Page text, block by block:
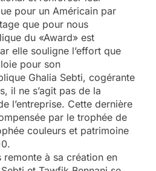
pour un Américain par
que pour nous
du «Award» est
elle souligne l’effort que
pour son
Ghalia Sebti, cogérante
il ne s’agit pas de la
l’entreprise. Cette dernière
par le trophée de
couleurs et patrimoine
remonte à sa création en